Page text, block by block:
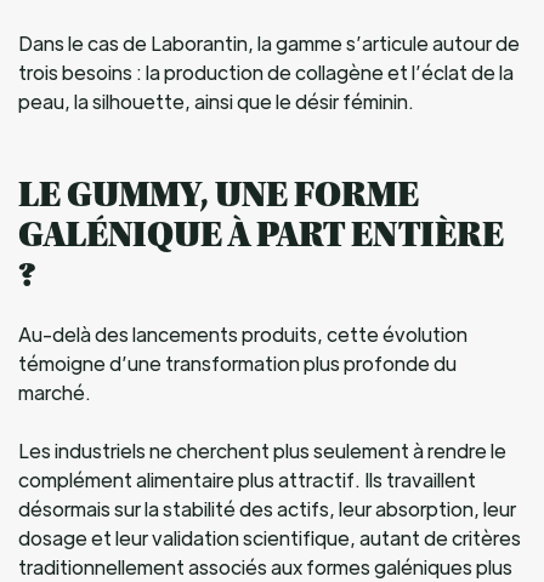
Dans le cas de Laborantin, la gamme s’articule autour de
trois besoins : la production de collagène et l’éclat de la
peau, la silhouette, ainsi que le désir féminin.
LE GUMMY, UNE FORME
GALÉNIQUE À PART ENTIÈRE
?
Au-delà des lancements produits, cette évolution
témoigne d’une transformation plus profonde du
marché.
Les industriels ne cherchent plus seulement à rendre le
complément alimentaire plus attractif. Ils travaillent
désormais sur la stabilité des actifs, leur absorption, leur
dosage et leur validation scientifique, autant de critères
traditionnellement associés aux formes galéniques plus